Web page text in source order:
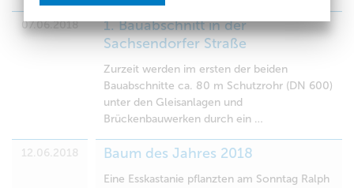
07.06.2018
1. Bauabschnitt in der
Sachsendorfer Straße
Zurzeit werden im ersten der beiden
Bauabschnitte ca. 80 m Schutzrohr (DN 600)
unter den Gleisanlagen und
Brückenbauwerken durch ein …
12.06.2018 Baum des Jahres 2018
Eine Esskastanie pflanzten am Sonntag Ralph